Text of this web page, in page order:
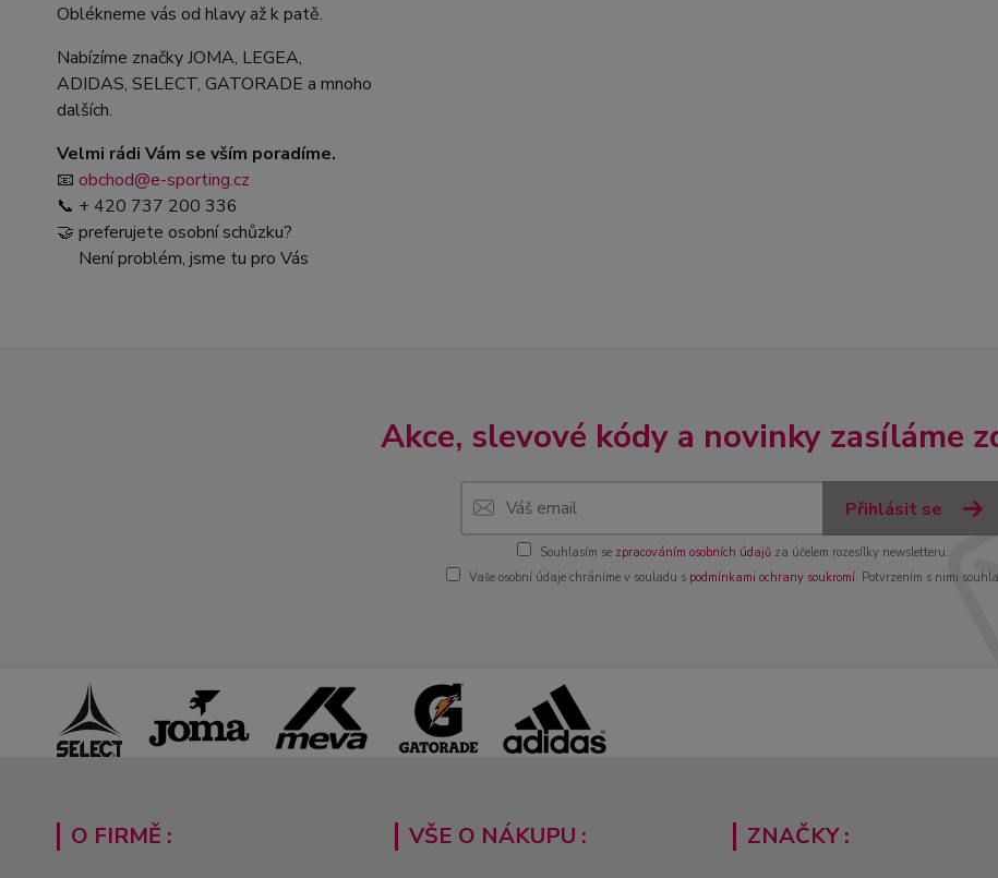
Oblékneme vás od hlavy až k patě.
Nabízíme značky JOMA, LEGEA,
ADIDAS, SELECT, GATORADE a mnoho
dalších.
Velmi rádi Vám se vším poradíme.
📧 obchod@e-sporting.cz
📞 + 420 737 200 336
🤝 preferujete osobní schůzku?
Není problém, jsme tu pro Vás
Akce, slevové kódy a novinky zasíláme
Přihlásit se
Souhlasím se zpracováním osobních údajů za účelem rozesílky newsletteru.
Vaše osobní údaje chráníme v souladu s podmínkami ochrany soukromí. Potvrzením s nimi
O FIRMĚ : VŠE O NÁKUPU : ZNAČKY :